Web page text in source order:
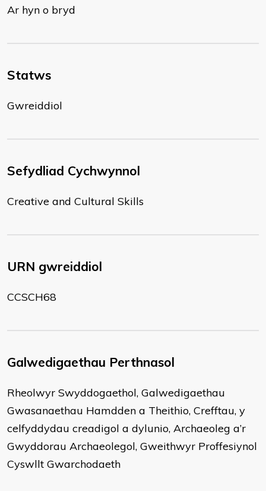
Ar hyn o bryd
Statws
Gwreiddiol
Sefydliad Cychwynnol
Creative and Cultural Skills
URN gwreiddiol
CCSCH68
Galwedigaethau Perthnasol
Rheolwyr Swyddogaethol, Galwedigaethau
Gwasanaethau Hamdden a Theithio, Crefftau, y
celfyddydau creadigol a dylunio, Archaeoleg a’r
Gwyddorau Archaeolegol, Gweithwyr Proffesiynol
Cyswllt Gwarchodaeth